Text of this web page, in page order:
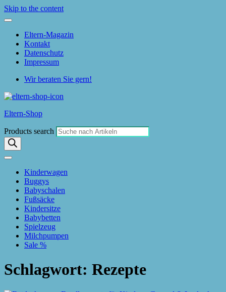
Skip to the content
Eltern-Magazin
Kontakt
Datenschutz
Impressum
Wir beraten Sie gern!
Eltern-Shop
Products search
Kinderwagen
Buggys
Babyschalen
Fußsäcke
Kindersitze
Babybetten
Spielzeug
Milchpumpen
Sale %
Schlagwort: Rezepte